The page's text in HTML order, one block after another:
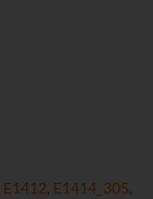
E1412, E1414_305,